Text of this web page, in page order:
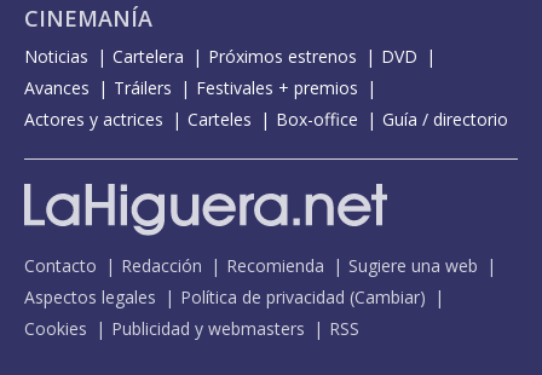
CINEMANÍA
Noticias Cartelera Próximos estrenos
DVD
Avances
Tráilers
Festivales + premios
Actores y actrices
Carteles Box-office Guía / directorio
Contacto Redacción Recomienda
Sugiere una web
Aspectos legales
Política de privacidad (Cambiar)
Cookies
Publicidad y webmasters RSS